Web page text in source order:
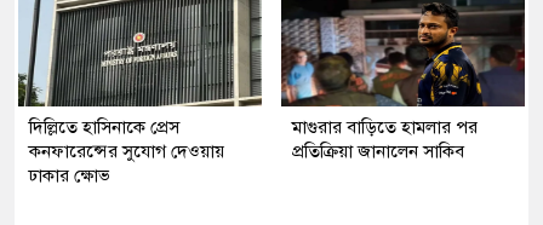
দিল্লিতে হাসিনাকে প্রেস
কনফারেন্সের সুযোগ দেওয়ায়
ঢাকার ক্ষোভ
মাগুরার বাড়িতে হামলার পর
প্রতিক্রিয়া জানালেন সাকিব